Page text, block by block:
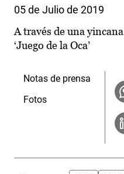
05 de Julio de 2019
A través de una
‘Juego de la Oca’
Notas de prensa
Fotos